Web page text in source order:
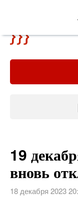
19
вновь
18 декабря 2023